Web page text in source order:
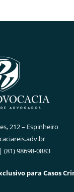
212 – Espinheiro
(81) 98698-0883
para Casos